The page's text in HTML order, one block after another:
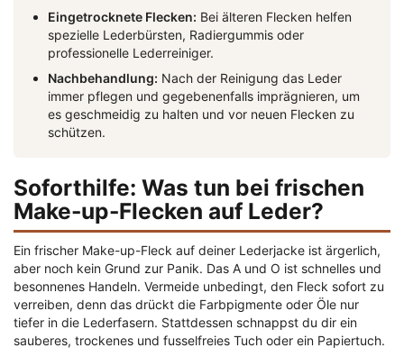
Eingetrocknete Flecken: Bei älteren Flecken helfen
spezielle Lederbürsten, Radiergummis oder
professionelle Lederreiniger.
Nachbehandlung: Nach der Reinigung das Leder
immer pflegen und gegebenenfalls imprägnieren, um
es geschmeidig zu halten und vor neuen Flecken zu
schützen.
Soforthilfe: Was tun bei frischen
Make-up-Flecken auf Leder?
Ein frischer Make-up-Fleck auf deiner Lederjacke ist ärgerlich,
aber noch kein Grund zur Panik. Das A und O ist schnelles und
besonnenes Handeln. Vermeide unbedingt, den Fleck sofort zu
verreiben, denn das drückt die Farbpigmente oder Öle nur
tiefer in die Lederfasern. Stattdessen schnappst du dir ein
sauberes, trockenes und fusselfreies Tuch oder ein Papiertuch.